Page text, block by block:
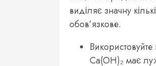
виділяє значну
обов’язкове.
Ca(OH)₂ має